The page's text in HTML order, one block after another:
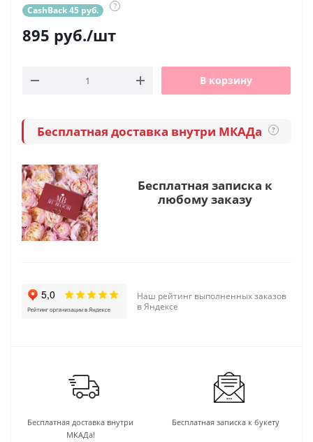
CashBack 45 руб. ?
895 руб./шт
В корзину
Бесплатная доставка внутри МКАДа ?
Бесплатная записка к
любому заказу
Наш рейтинг выполненных заказов
в Яндексе
Бесплатная доставка внутри
МКАДа!
Бесплатная записка к букету